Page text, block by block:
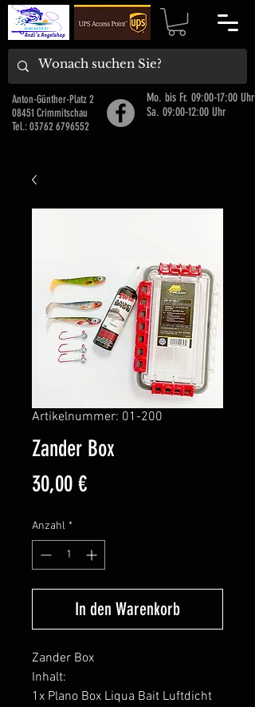
Anton-Günther-Platz 2
08451 Crimmitschau
Tel.:03762 6796552
Mo. bis Fr. 09:00-17:00 Uhr
Sa. 09:00-12:00 Uhr
Artikelnummer: 01-200
Zander Box
30,00 €Preis
Anzahl *
In den Warenkorb
Zander Box
Inhalt:
1x Plano Box Liqua Bait Luftdicht